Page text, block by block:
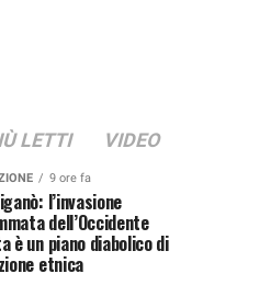
LETTI VIDEO
9 ore fa
l’invasione
dell’Occidente
è un piano diabolico di
etnica